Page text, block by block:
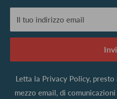
Il tuo indirizzo email
Letta la Privacy Policy, presto
mezzo email, di